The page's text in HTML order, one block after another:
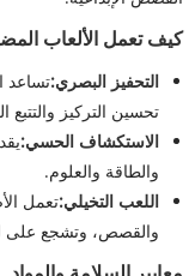
كيف تعمل الألعاب
التحفيز البصري:تساعد
تحسين التركيز والتتبع
الاستكشاف الحسي:
والطاقة والعلوم.
اللعب التخيلي:تعمل
والقصص، وتشجع على